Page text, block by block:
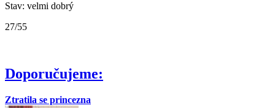
Stav: velmi dobrý
27/55
Doporučujeme:
Ztratila se princezna